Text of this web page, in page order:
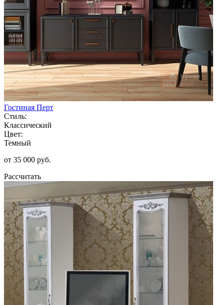
Гостиная Перт
Стиль:
Классический
Цвет:
Темный
от 35 000 руб.
Рассчитать